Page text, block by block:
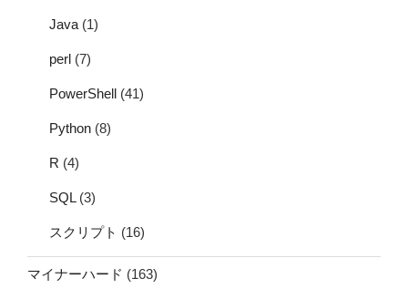
Java (1)
perl (7)
PowerShell (41)
Python (8)
R (4)
SQL(3)
スクリプト (16)
マイナーハード (163)